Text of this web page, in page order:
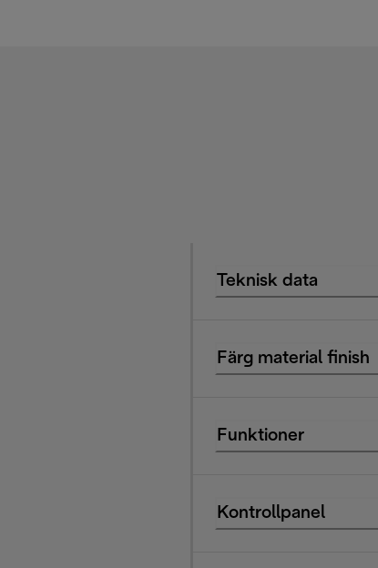
Teknisk data
Färg material finish
Funktioner
Kontrollpanel